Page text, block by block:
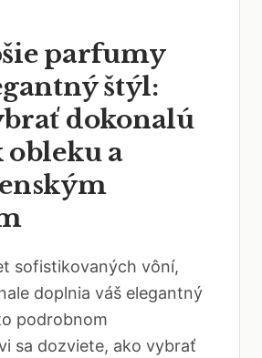
parfumy
štýl:
dokonalú
obleku a
sofistikovaných vôní,
doplnia váš elegantný
podrobnom
sa dozviete, ako vybrať